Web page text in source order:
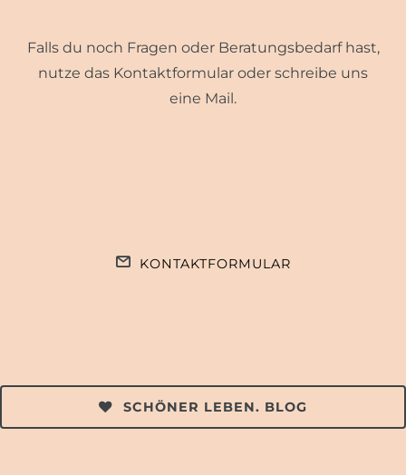
Falls du noch Fragen oder Beratungsbedarf hast,
nutze das Kontaktformular oder schreibe uns
eine Mail.
KONTAKTFORMULAR
SCHÖNER LEBEN. BLOG